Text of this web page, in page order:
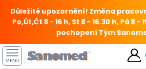
Důležité upozornění! Změna
Po,Út,Čt 8 - 16 h, St 8 - 16.30 h, Pá 8 -
pochopení Tým
MENU